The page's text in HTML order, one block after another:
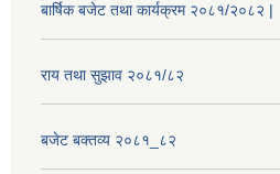
बार्षिक बजेट तथा कार्यक्रम २०८१/२०८२ |
राय तथा सुझाव २०८१/८२
बजेट बक्तव्य २०८१_८२